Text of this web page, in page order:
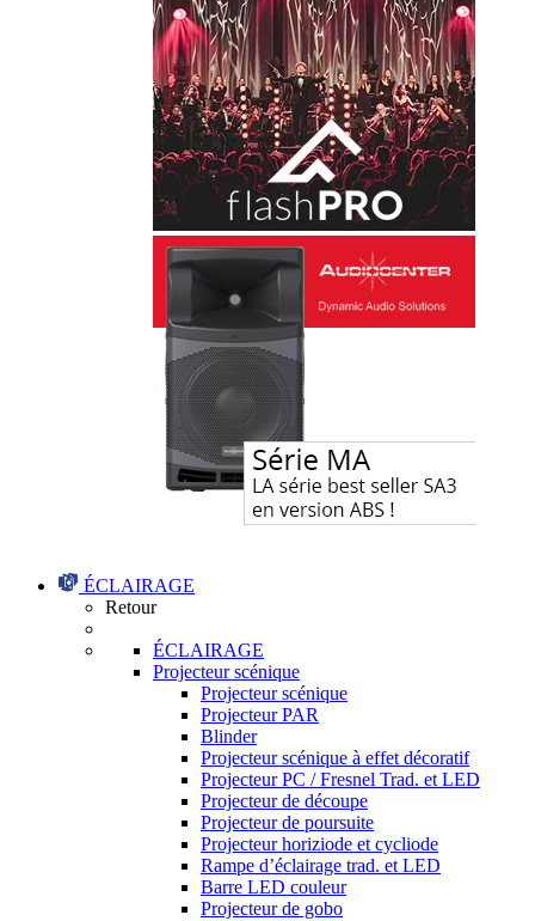
ÉCLAIRAGE
Retour
ÉCLAIRAGE
Projecteur scénique
Projecteur scénique
Projecteur PAR
Blinder
Projecteur scénique à effet décoratif
Projecteur PC / Fresnel Trad. et LED
Projecteur de découpe
Projecteur de poursuite
Projecteur horiziode et cycliode
Rampe d’éclairage trad. et LED
Barre LED couleur
Projecteur de gobo